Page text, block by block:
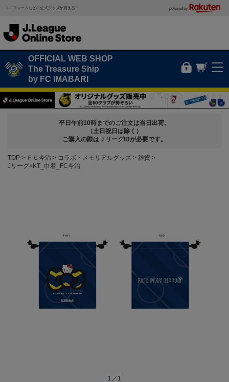
ユニフォームなどの公式グッズが買える！ powered by
OFFICIAL WEB SHOP
The Treasure Ship
by FC IMABARI
平日午前10時までのご注文は当日出荷。
（土日祝日は除く）
ご購入の際はＪリーグIDが必要です。
TOP ＦＣ今治 コラボ・メモリアルグッズ
雑貨
Jリーグ×KT_巾着_FC今治
1／1